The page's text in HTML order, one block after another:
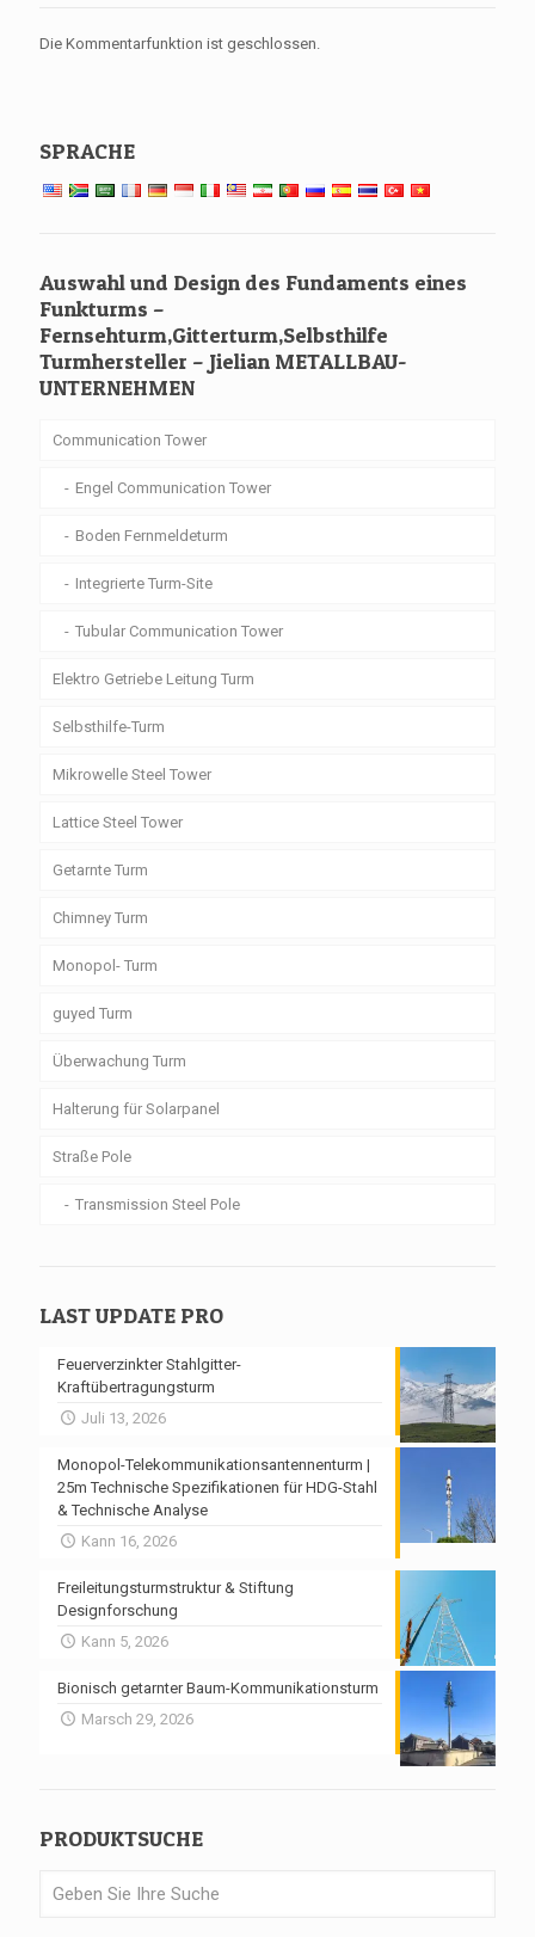
Die Kommentarfunktion ist geschlossen.
SPRACHE
Auswahl und Design des Fundaments eines
Funkturms –
Fernsehturm,Gitterturm,Selbsthilfe
Turmhersteller – Jielian METALLBAU-
UNTERNEHMEN
Communication Tower
Engel Communication Tower
Boden Fernmeldeturm
Integrierte Turm-Site
Tubular Communication Tower
Elektro Getriebe Leitung Turm
Selbsthilfe-Turm
Mikrowelle Steel Tower
Lattice Steel Tower
Getarnte Turm
Chimney Turm
Monopol- Turm
guyed Turm
Überwachung Turm
Halterung für Solarpanel
Straße Pole
Transmission Steel Pole
LAST UPDATE PRO
Feuerverzinkter Stahlgitter-
Kraftübertragungsturm
Juli 13, 2026
Monopol-Telekommunikationsantennenturm |
25m Technische Spezifikationen für HDG-Stahl
& Technische Analyse
Kann 16, 2026
Freileitungsturmstruktur & Stiftung
Designforschung
Kann 5, 2026
Bionisch getarnter Baum-Kommunikationsturm
Marsch 29, 2026
PRODUKTSUCHE